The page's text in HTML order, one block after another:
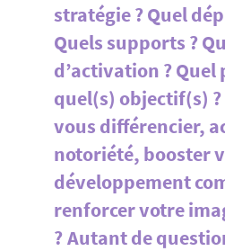
stratégie ? Quel
Quels supports ?
d’activation ? Quel
quel(s) objectif(s) ?
vous différencier,
notoriété, booster
développement
renforcer votre
? Autant de